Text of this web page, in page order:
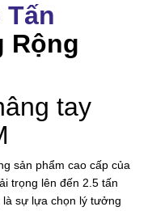
Tấn
Rộng
tay
sản phẩm cao cấp của
trọng lên đến 2.5 tấn
sự lựa chọn lý tưởng